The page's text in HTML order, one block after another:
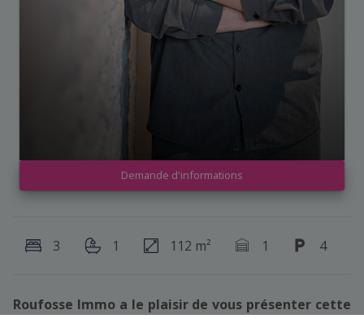
Demande d'informations
3 1 112 m² 1 4
Roufosse Immo a le plaisir de vous présenter cette